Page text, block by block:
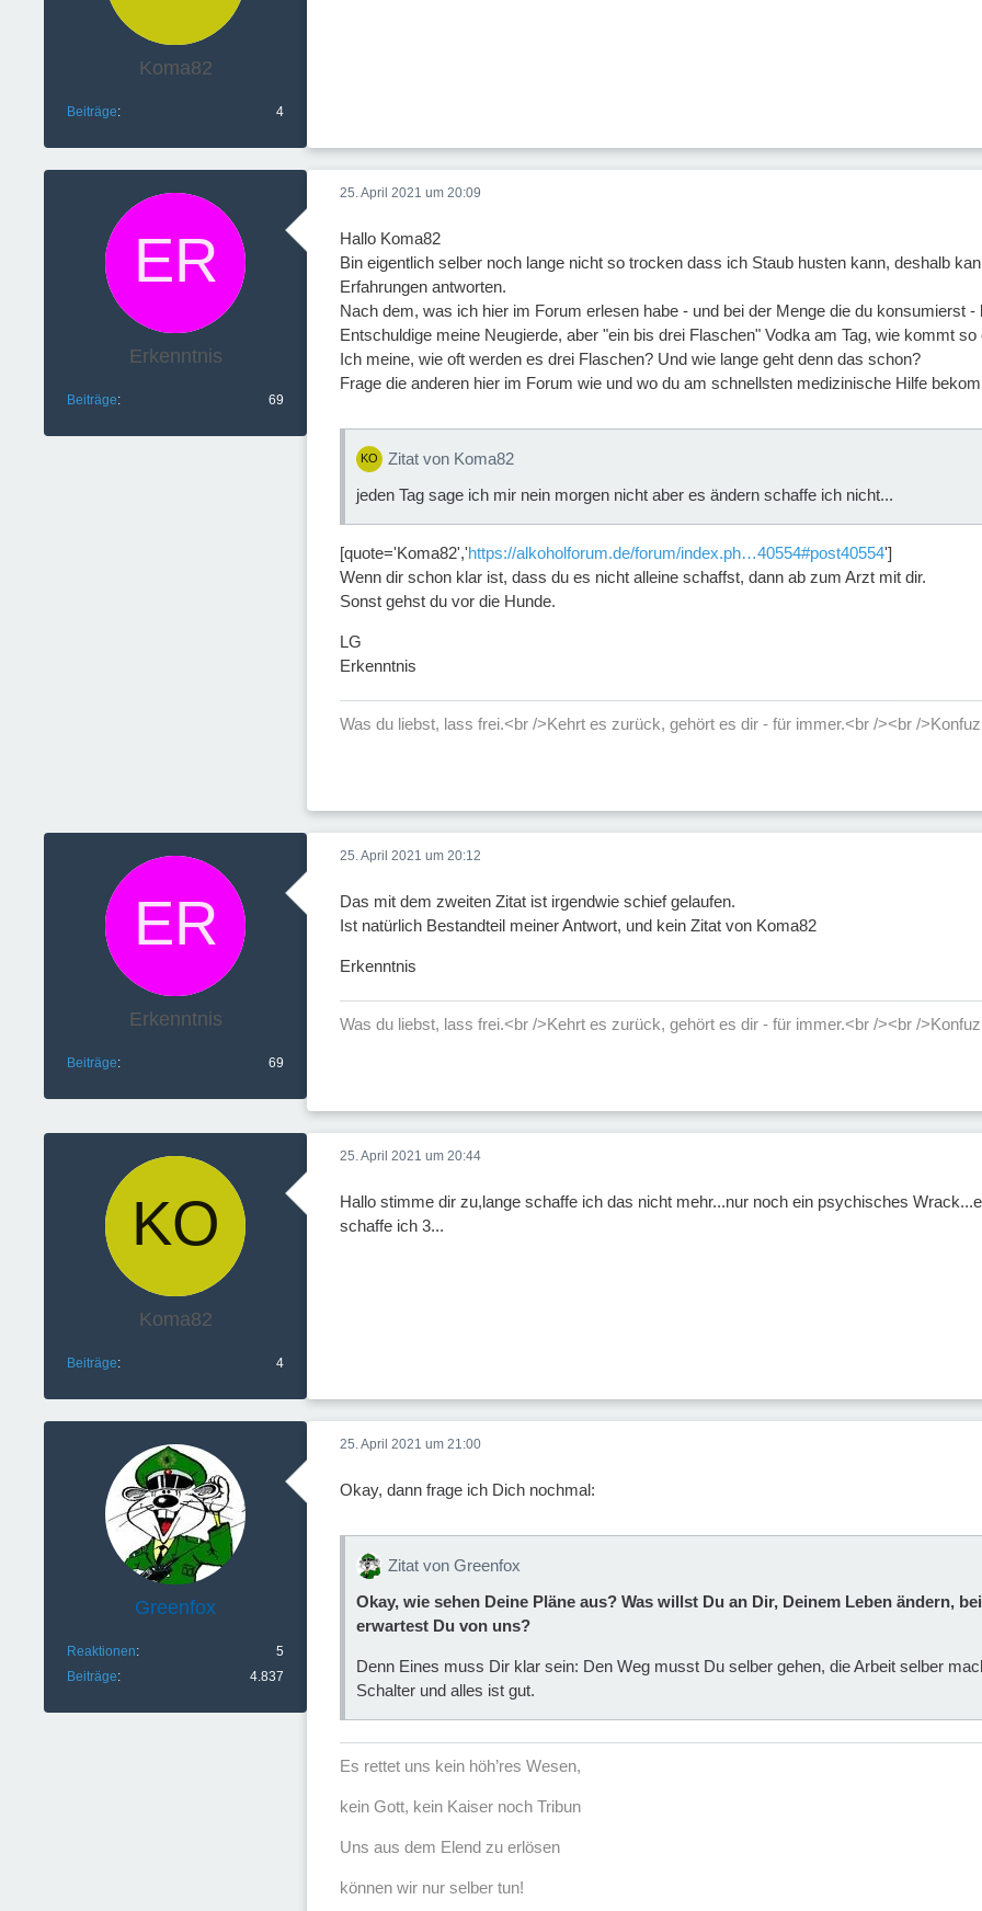
Koma82
Beiträge 4
Erkenntnis
Beiträge 69
25. April 2021 um 20:09
Hallo Koma82
Bin eigentlich selber noch lange nicht so trocken dass ich Staub husten kann, deshalb
Erfahrungen antworten.
Nach dem, was ich hier im Forum erlesen habe - und bei der Menge die du konsumierst
Entschuldige meine Neugierde, aber "ein bis drei Flaschen" Vodka am Tag, wie kommt
Ich meine, wie oft werden es drei Flaschen? Und wie lange geht denn das schon?
Frage die anderen hier im Forum wie und wo du am schnellsten medizinische Hilfe
Zitat von Koma82
jeden Tag sage ich mir nein morgen nicht aber es ändern schaffe ich nicht...
[quote='Koma82','https://alkoholforum.de/forum/index.ph…40554#post40554']
Wenn dir schon klar ist, dass du es nicht alleine schaffst, dann ab zum Arzt mit dir.
Sonst gehst du vor die Hunde.
LG
Erkenntnis
Was du liebst, lass frei.<br />Kehrt es zurück, gehört es dir - für immer.<br /><br /
Erkenntnis
Beiträge 69
25. April 2021 um 20:12
Das mit dem zweiten Zitat ist irgendwie schief gelaufen.
Ist natürlich Bestandteil meiner Antwort, und kein Zitat von Koma82
Erkenntnis
Was du liebst, lass frei.<br />Kehrt es zurück, gehört es dir - für immer.<br /><br /
Koma82
Beiträge 4
25. April 2021 um 20:44
Hallo stimme dir zu,lange schaffe ich das nicht mehr...nur noch ein psychisches
schaffe ich 3...
Greenfox
Reaktionen
5
Beiträge
4.837
25. April 2021 um 21:00
Okay, dann frage ich Dich nochmal:
Zitat von Greenfox
Okay, wie sehen Deine Pläne aus? Was willst Du an Dir, Deinem Leben ändern,
erwartest Du von uns?
Denn Eines muss Dir klar sein: Den Weg musst Du selber gehen, die Arbeit selber
Schalter und alles ist gut.
Es rettet uns kein höh’res Wesen,
kein Gott, kein Kaiser noch Tribun
Uns aus dem Elend zu erlösen
können wir nur selber tun!